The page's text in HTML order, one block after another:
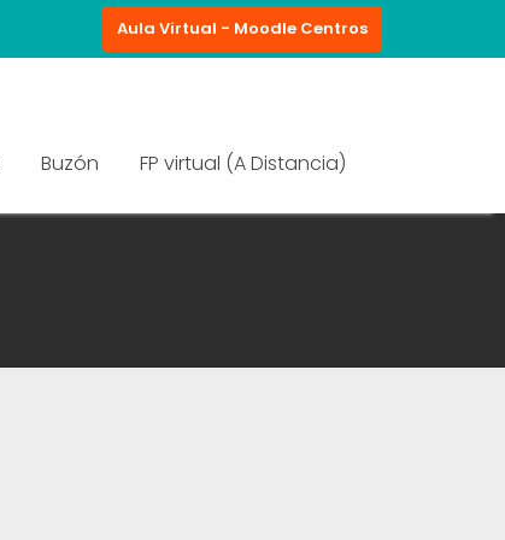
Aula Virtual - Moodle Centros
Buzón FP virtual (A Distancia)